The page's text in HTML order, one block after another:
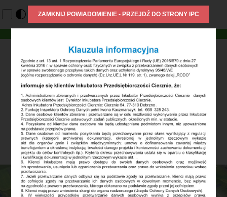
Cierznie 64
77-310 Debrzno
woj. pomorskie
tel. +48 668 328 243
fax. 59 722 13 33
e-mail: biuro@ipc.debrzno.pl
1 2 3